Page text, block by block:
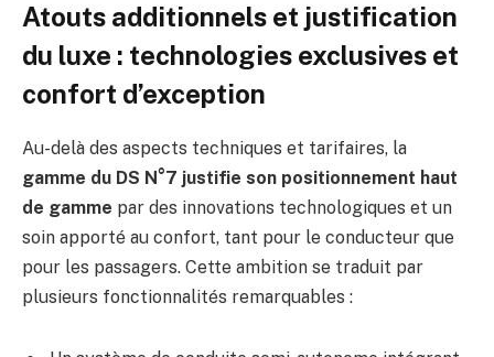
Atouts additionnels et justification
du luxe : technologies exclusives et
confort d’exception
Au-delà des aspects techniques et tarifaires, la
gamme du DS N°7 justifie son positionnement haut
de gamme par des innovations technologiques et un
soin apporté au confort, tant pour le conducteur que
pour les passagers. Cette ambition se traduit par
plusieurs fonctionnalités remarquables :